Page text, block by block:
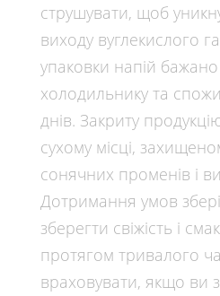
струшувати, щоб
виходу вуглекислого
упаковки напій бажано
холодильнику та
днів. Закриту
сухому місці,
сонячних променів і
Дотримання умов
зберегти свіжість і
протягом тривалого
враховувати, якщо ви